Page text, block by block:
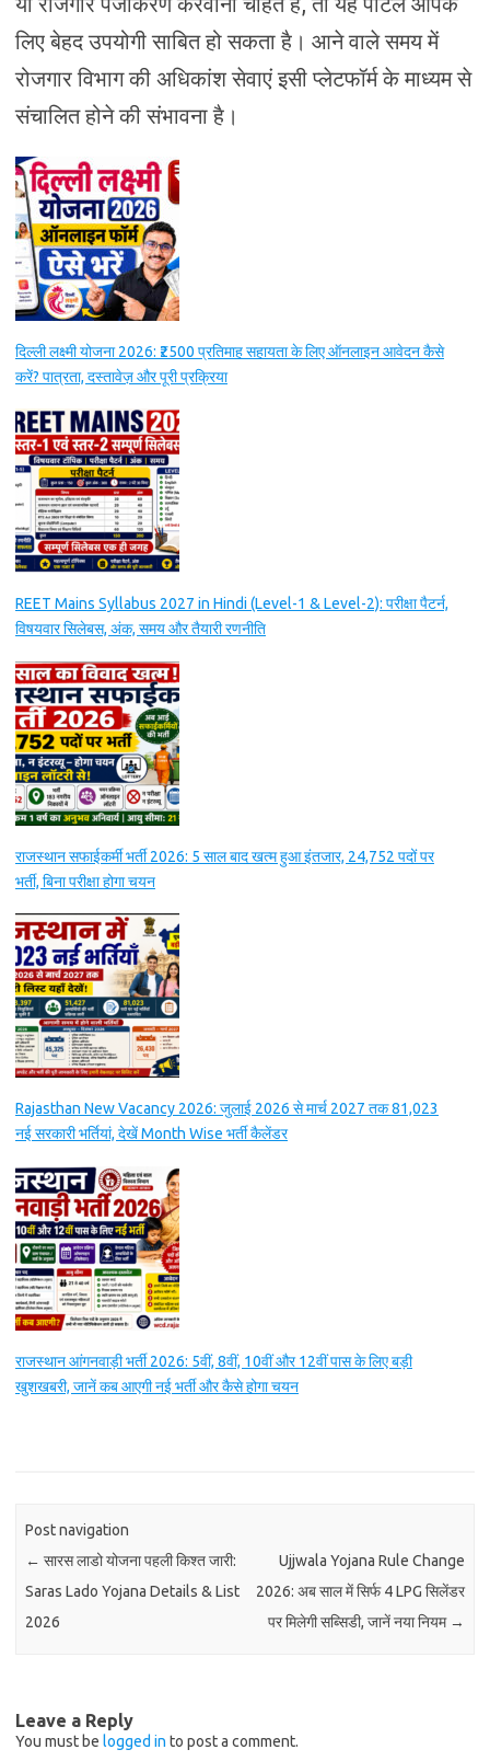
लिए बेहद उपयोगी साबित हो सकता है। आने वाले समय में
रोजगार विभाग की अधिकांश सेवाएं इसी प्लेटफॉर्म के माध्यम से
संचालित होने की संभावना है।
दिल्ली लक्ष्मी योजना 2026: ₹2500 प्रतिमाह सहायता के लिए ऑनलाइन आवेदन कैसे
करें? पात्रता, दस्तावेज़ और पूरी प्रक्रिया
REET Mains Syllabus 2027 in Hindi (Level-1 & Level-2): परीक्षा पैटर्न,
विषयवार सिलेबस, अंक, समय और तैयारी रणनीति
राजस्थान सफाईकर्मी भर्ती 2026: 5 साल बाद खत्म हुआ इंतजार, 24,752 पदों पर
भर्ती, बिना परीक्षा होगा चयन
Rajasthan New Vacancy 2026: जुलाई 2026 से मार्च 2027 तक 81,023
नई सरकारी भर्तियां, देखें Month Wise भर्ती कैलेंडर
राजस्थान आंगनवाड़ी भर्ती 2026: 5वीं, 8वीं, 10वीं और 12वीं पास के लिए बड़ी
खुशखबरी, जानें कब आएगी नई भर्ती और कैसे होगा चयन
Post navigation
← सारस लाडो योजना पहली किश्त जारी:
Saras Lado Yojana Details & List
2026
Ujjwala Yojana Rule Change
2026: अब साल में सिर्फ 4 LPG सिलेंडर
पर मिलेगी सब्सिडी, जानें नया नियम →
Leave a Reply
You must be logged in to post a comment.